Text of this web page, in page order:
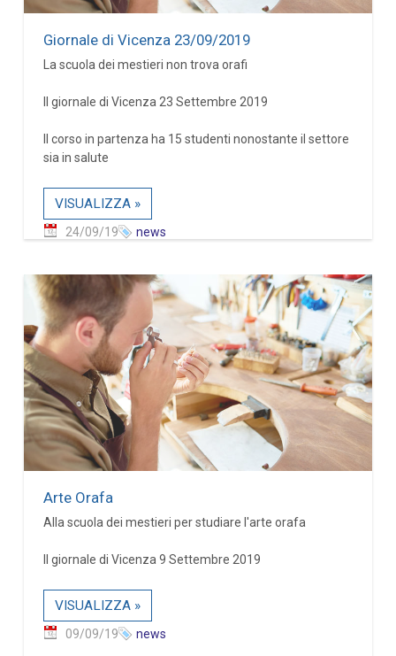
Giornale di Vicenza 23/09/2019
La scuola dei mestieri non trova orafi
Il giornale di Vicenza 23 Settembre 2019
Il corso in partenza ha 15 studenti nonostante il settore
sia in salute
VISUALIZZA »
24/09/19 news
Arte Orafa
Alla scuola dei mestieri per studiare l'arte orafa
Il giornale di Vicenza 9 Settembre 2019
VISUALIZZA »
09/09/19 news